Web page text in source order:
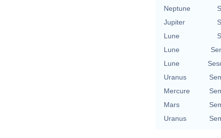
Neptune
Jupiter
Lune
Lune
Lune
Uranus
Mercure
Mars
Uranus